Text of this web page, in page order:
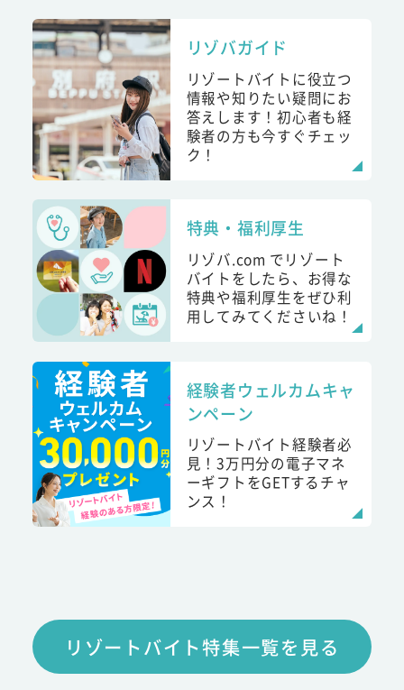
リゾバガイド
リゾートバイトに役立つ
情報や知りたい疑問にお
答えします！初心者も経
験者の方も今すぐチェッ
ク！
特典・福利厚生
リゾバ.com でリゾート
バイトをしたら、お得な
特典や福利厚生をぜひ利
用してみてくださいね！
経験者ウェルカムキャ
ンペーン
リゾートバイト経験者必
見！3万円分の電子マネ
ーギフトをGETするチャ
ンス！
リゾートバイト特集一覧を見る